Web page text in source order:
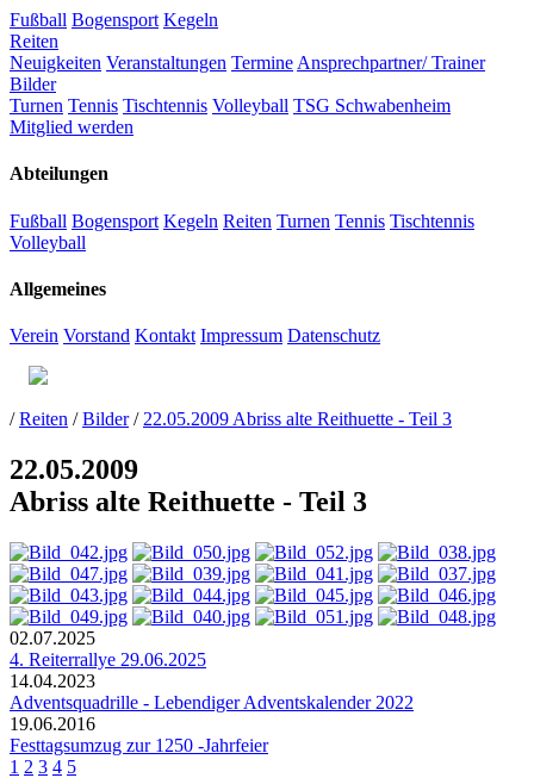
Fußball Bogensport Kegeln
Reiten
Neuigkeiten Veranstaltungen Termine Ansprechpartner/ Trainer
Bilder
Turnen Tennis Tischtennis Volleyball TSG Schwabenheim
Mitglied werden
Abteilungen
Fußball Bogensport Kegeln Reiten Turnen Tennis Tischtennis
Volleyball
Allgemeines
Verein Vorstand Kontakt Impressum Datenschutz
/ Reiten / Bilder / 22.05.2009 Abriss alte Reithuette - Teil 3
22.05.2009
Abriss alte Reithuette - Teil 3
02.07.2025
4. Reiterrallye 29.06.2025
14.04.2023
Adventsquadrille - Lebendiger Adventskalender 2022
19.06.2016
Festtagsumzug zur 1250 -Jahrfeier
1 2 3 4 5